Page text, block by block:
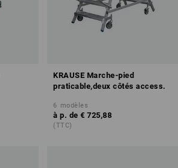
KRAUSE Marche-pied
praticable,deux côtés access.
6 modèles
à p. de € 725,88
(TTC)